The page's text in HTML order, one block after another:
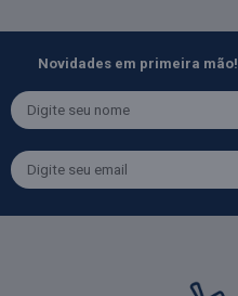
Novidades em primeira mão!